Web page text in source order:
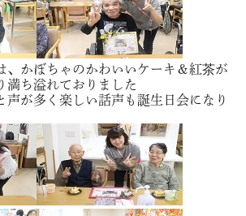
かぼちゃのかわいいケーキ＆紅茶が
満ち溢れておりました
が多く楽しい話声も誕生日会になり